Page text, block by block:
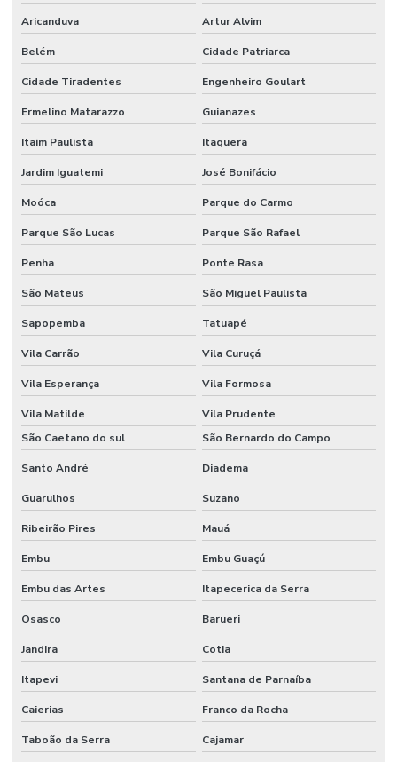
Aricanduva Artur Alvim
Belém Cidade Patriarca
Cidade Tiradentes Engenheiro Goulart
Ermelino Matarazzo Guianazes
Itaim Paulista Itaquera
Jardim Iguatemi José Bonifácio
Moóca Parque do Carmo
Parque São Lucas Parque São Rafael
Penha Ponte Rasa
São Mateus São Miguel Paulista
Sapopemba Tatuapé
Vila Carrão Vila Curuçá
Vila Esperança Vila Formosa
Vila Matilde
Vila Prudente
São Caetano do sul
São Bernardo do Campo
Santo André Diadema
Guarulhos Suzano
Ribeirão Pires Mauá
Embu Embu Guaçú
Embu das Artes Itapecerica da Serra
Osasco Barueri
Jandira Cotia
Itapevi Santana de Parnaíba
Caierias Franco da Rocha
Taboão da Serra Cajamar